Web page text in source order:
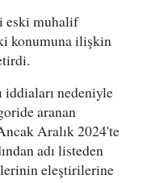
eski muhalif
konumuna ilişkin
iddiaları nedeniyle
aranan
Aralık 2024'te
adı listeden
eleştirilerine